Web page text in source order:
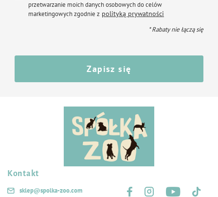
przetwarzanie moich danych osobowych do celów
marketingowych zgodnie z polityką prywatności
* Rabaty nie łączą się
Zapisz się
Kontakt
sklep@spolka-zoo.com